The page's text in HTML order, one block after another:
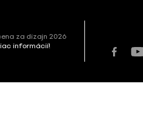
za dizajn 2026
informácií!